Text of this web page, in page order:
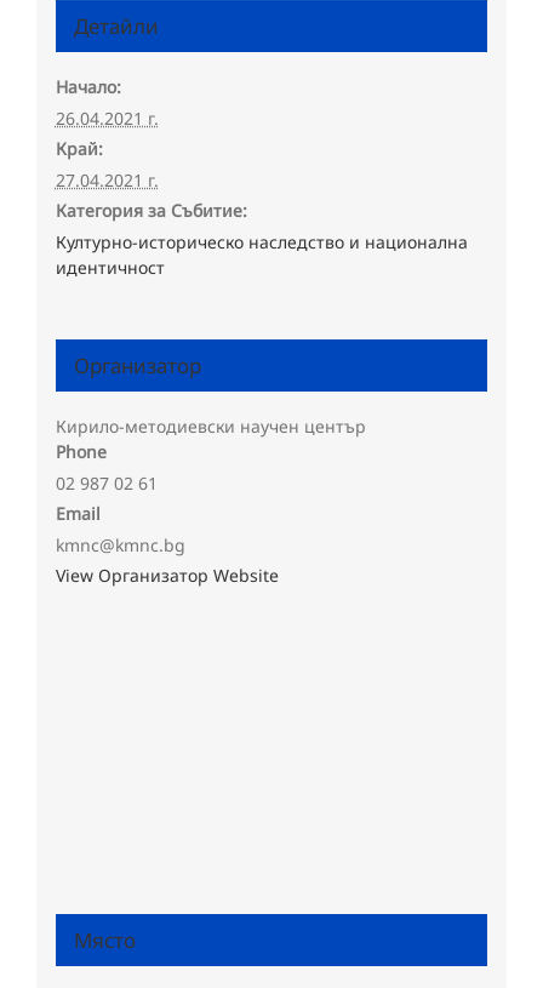
Детайли
Начало:
26.04.2021 г.
Край:
27.04.2021 г.
Категория за Събитие:
Културно-историческо наследство и национална
идентичност
Организатор
Кирило-методиевски научен център
Phone
02 987 02 61
Email
kmnc@kmnc.bg
View Организатор Website
Място